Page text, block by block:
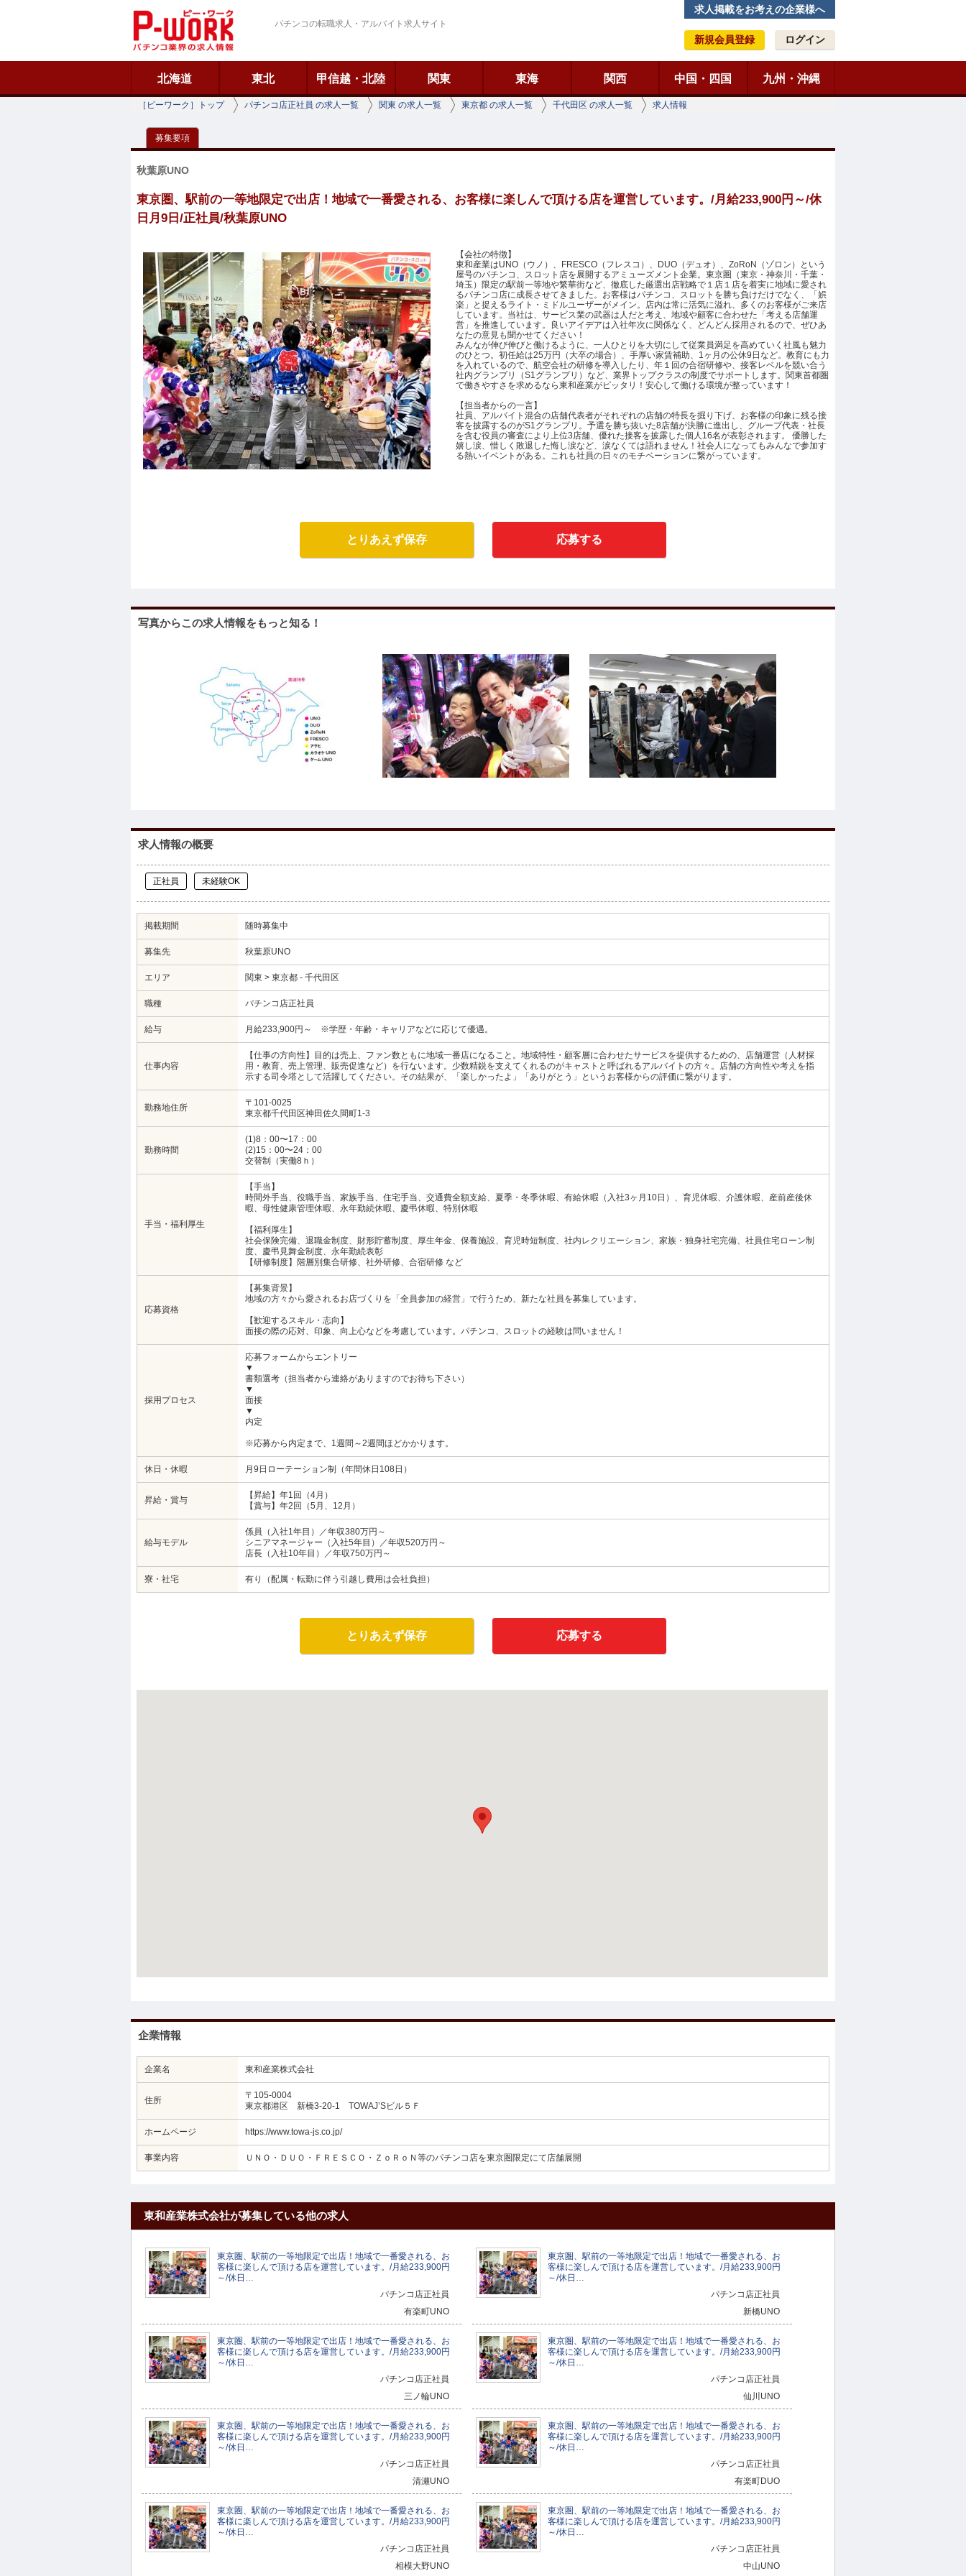
パチンコの転職求人・アルバイト求人サイト
求人掲載をお考えの企業様へ
新規会員登録 ログイン
北海道 東北 甲信越・北陸 関東 東海 関西 中国・四国 九州・沖縄
［ピーワーク］トップ パチンコ店正社員 の求人一覧 関東 の求人一覧 東京都 の求人一覧 千代田区 の求人一覧 求人情報
募集要項
秋葉原UNO
東京圏、駅前の一等地限定で出店！地域で一番愛される、お客様に楽しんで頂ける店を運営しています。/月給233,900円～/休
日月9日/正社員/秋葉原UNO
【会社の特徴】
東和産業はUNO（ウノ）、FRESCO（フレスコ）、DUO（デュオ）、ZoRoN（ゾロン）という
屋号のパチンコ、スロット店を展開するアミューズメント企業。東京圏（東京・神奈川・千葉・
埼玉）限定の駅前一等地や繁華街など、徹底した厳選出店戦略で１店１店を着実に地域に愛され
るパチンコ店に成長させてきました。お客様はパチンコ、スロットを勝ち負けだけでなく、「娯
楽」と捉えるライト・ミドルユーザーがメイン。店内は常に活気に溢れ、多くのお客様がご来店
しています。当社は、サービス業の武器は人だと考え、地域や顧客に合わせた「考える店舗運
営」を推進しています。良いアイデアは入社年次に関係なく、どんどん採用されるので、ぜひあ
なたの意見も聞かせてください！
みんなが伸び伸びと働けるように、一人ひとりを大切にして従業員満足を高めていく社風も魅力
のひとつ。初任給は25万円（大卒の場合）、手厚い家賃補助、1ヶ月の公休9日など。教育にも力
を入れているので、航空会社の研修を導入したり、年１回の合宿研修や、接客レベルを競い合う
社内グランプリ（S1グランプリ）など、業界トップクラスの制度でサポートします。関東首都圏
で働きやすさを求めるなら東和産業がピッタリ！安心して働ける環境が整っています！
【担当者からの一言】
社員、アルバイト混合の店舗代表者がそれぞれの店舗の特長を掘り下げ、お客様の印象に残る接
客を披露するのがS1グランプリ。予選を勝ち抜いた8店舗が決勝に進出し、グループ代表・社長
を含む役員の審査により上位3店舗、優れた接客を披露した個人16名が表彰されます。 優勝した
嬉し涙、惜しく敗退した悔し涙など、涙なくては語れません！社会人になってもみんなで参加す
る熱いイベントがある。これも社員の日々のモチベーションに繋がっています。
とりあえず保存 応募する
写真からこの求人情報をもっと知る！
求人情報の概要
正社員 未経験OK
掲載期間 随時募集中
募集先 秋葉原UNO
エリア 関東 > 東京都 - 千代田区
職種 パチンコ店正社員
給与 月給233,900円～ ※学歴・年齢・キャリアなどに応じて優遇。
仕事内容
【仕事の方向性】目的は売上、ファン数ともに地域一番店になること。地域特性・顧客層に合わせたサービスを提供するための、店舗運営（人材採
用・教育、売上管理、販売促進など）を行ないます。少数精鋭を支えてくれるのがキャストと呼ばれるアルバイトの方々。店舗の方向性や考えを指
示する司令塔として活躍してください。その結果が、「楽しかったよ」「ありがとう」というお客様からの評価に繋がります。
勤務地住所
〒101-0025
東京都千代田区神田佐久間町1-3
勤務時間
(1)8：00〜17：00
(2)15：00〜24：00
交替制（実働8ｈ）
手当・福利厚生
【手当】
時間外手当、役職手当、家族手当、住宅手当、交通費全額支給、夏季・冬季休暇、有給休暇（入社3ヶ月10日）、育児休暇、介護休暇、産前産後休
暇、母性健康管理休暇、永年勤続休暇、慶弔休暇、特別休暇
【福利厚生】
社会保険完備、退職金制度、財形貯蓄制度、厚生年金、保養施設、育児時短制度、社内レクリエーション、家族・独身社宅完備、社員住宅ローン制
度、慶弔見舞金制度、永年勤続表彰
【研修制度】階層別集合研修、社外研修、合宿研修 など
応募資格
【募集背景】
地域の方々から愛されるお店づくりを「全員参加の経営」で行うため、新たな社員を募集しています。
【歓迎するスキル・志向】
面接の際の応対、印象、向上心などを考慮しています。パチンコ、スロットの経験は問いません！
採用プロセス
応募フォームからエントリー
▼
書類選考（担当者から連絡がありますのでお待ち下さい）
▼
面接
▼
内定
※応募から内定まで、1週間～2週間ほどかかります。
休日・休暇 月9日ローテーション制（年間休日108日）
昇給・賞与
【昇給】年1回（4月）
【賞与】年2回（5月、12月）
給与モデル
係員（入社1年目）／年収380万円～
シニアマネージャー（入社5年目）／年収520万円～
店長（入社10年目）／年収750万円～
寮・社宅 有り（配属・転勤に伴う引越し費用は会社負担）
とりあえず保存 応募する
企業情報
企業名 東和産業株式会社
住所
〒105-0004
東京都港区 新橋3-20-1 TOWAJ’Sビル５Ｆ
ホームページ https://www.towa-js.co.jp/
事業内容 ＵＮＯ・ＤＵＯ・ＦＲＥＳＣＯ・ＺｏＲｏＮ等のパチンコ店を東京圏限定にて店舗展開
東和産業株式会社が募集している他の求人
東京圏、駅前の一等地限定で出店！地域で一番愛される、お
客様に楽しんで頂ける店を運営しています。/月給233,900円
～/休日…
パチンコ店正社員
有楽町UNO
東京圏、駅前の一等地限定で出店！地域で一番愛される、お
客様に楽しんで頂ける店を運営しています。/月給233,900円
～/休日…
パチンコ店正社員
新橋UNO
東京圏、駅前の一等地限定で出店！地域で一番愛される、お
客様に楽しんで頂ける店を運営しています。/月給233,900円
～/休日…
パチンコ店正社員
三ノ輪UNO
東京圏、駅前の一等地限定で出店！地域で一番愛される、お
客様に楽しんで頂ける店を運営しています。/月給233,900円
～/休日…
パチンコ店正社員
仙川UNO
東京圏、駅前の一等地限定で出店！地域で一番愛される、お
客様に楽しんで頂ける店を運営しています。/月給233,900円
～/休日…
パチンコ店正社員
清瀬UNO
東京圏、駅前の一等地限定で出店！地域で一番愛される、お
客様に楽しんで頂ける店を運営しています。/月給233,900円
～/休日…
パチンコ店正社員
有楽町DUO
東京圏、駅前の一等地限定で出店！地域で一番愛される、お
客様に楽しんで頂ける店を運営しています。/月給233,900円
～/休日…
パチンコ店正社員
相模大野UNO
東京圏、駅前の一等地限定で出店！地域で一番愛される、お
客様に楽しんで頂ける店を運営しています。/月給233,900円
～/休日…
パチンコ店正社員
中山UNO